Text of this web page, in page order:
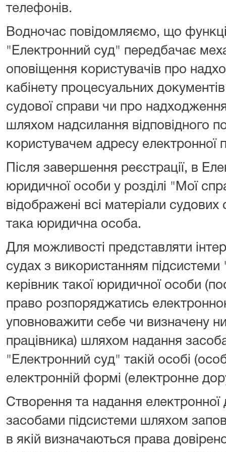
телефонів.
Водночас повідомляємо, що
"Електронний суд" передбачає
оповіщення користувачів про
кабінету процесуальних
судової справи чи про
шляхом надсилання відповідного
користувачем адресу електронної
Після завершення реєстрації, в
юридичної особи у розділі "Мої
відображені всі матеріали
така юридична особа.
Для можливості представляти
судах з використанням
керівник такої юридичної особи
право розпоряджатись
уповноважити себе чи визначену
працівника) шляхом надання
"Електронний суд" такій особі
електронній формі (електронне
Створення та надання електронної
засобами підсистеми шляхом
в якій визначаються права